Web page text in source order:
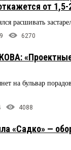
от 1,5-
расшивать
9 6270
на бульвар
4088
«Садко» —